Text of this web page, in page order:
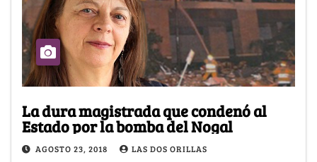
La dura magistrada que condenó al
Estado por la bomba del Nogal
AGOSTO 23, 2018 LAS DOS ORILLAS